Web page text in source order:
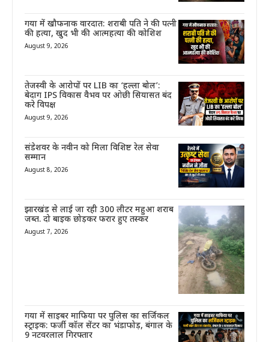
गया में खौफनाक वारदात: शराबी पति ने की पत्नी
की हत्या, खुद भी की आत्महत्या की कोशिश
August 9, 2026
तेजस्वी के आरोपों पर LIB का ‘हल्ला बोल’:
बेदाग IPS विकास वैभव पर ओछी सियासत बंद
करे विपक्ष
August 9, 2026
संडेशवर के नवीन को मिला विशिष्ट रेल सेवा
सम्मान
August 8, 2026
झारखंड से लाई जा रही 300 लीटर महुआ शराब
जब्त. दो बाइक छोड़कर फरार हुए तस्कर
August 7, 2026
गया में साइबर माफिया पर पुलिस का सर्जिकल
स्ट्राइक: फर्जी कॉल सेंटर का भंडाफोड़, बंगाल के
9 नटवरलाल गिरफ्तार